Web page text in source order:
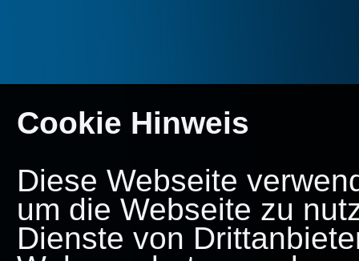
Cookie Hinweis
Diese Webseite
um die Webseite zu
Dienste von